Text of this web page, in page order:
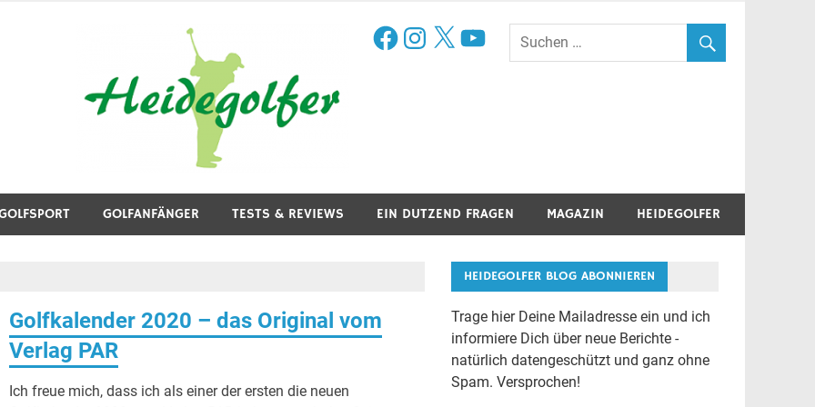
FacebookInstagram
X YouTube
GOLFANFÄNGER TESTS & REVIEWS EIN DUTZEND FRAGEN MAGAZIN HEIDEGOLFER
Golfkalender 2020 – das Original vom
Verlag PAR
Ich freue mich, dass ich als einer der ersten die neuen
HEIDEGOLFER BLOG ABONNIEREN
Trage hier Deine Mailadresse ein und ich
informiere Dich über neue Berichte -
natürlich datengeschützt und ganz ohne
Spam. Versprochen!